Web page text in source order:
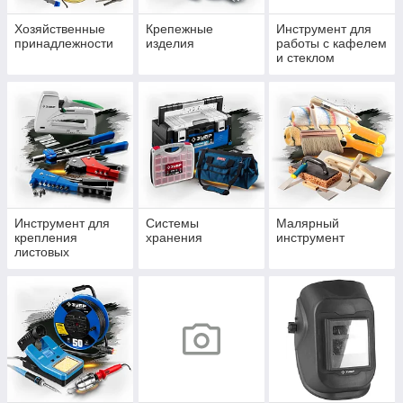
Хозяйственные
принадлежности
Крепежные
изделия
Инструмент для
работы с кафелем
и стеклом
Инструмент для
крепления
листовых
Системы
хранения
Малярный
инструмент